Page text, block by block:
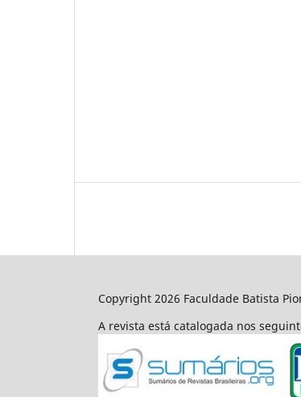
Copyright 2026 Faculdade Batista
A revista está catalogada nos